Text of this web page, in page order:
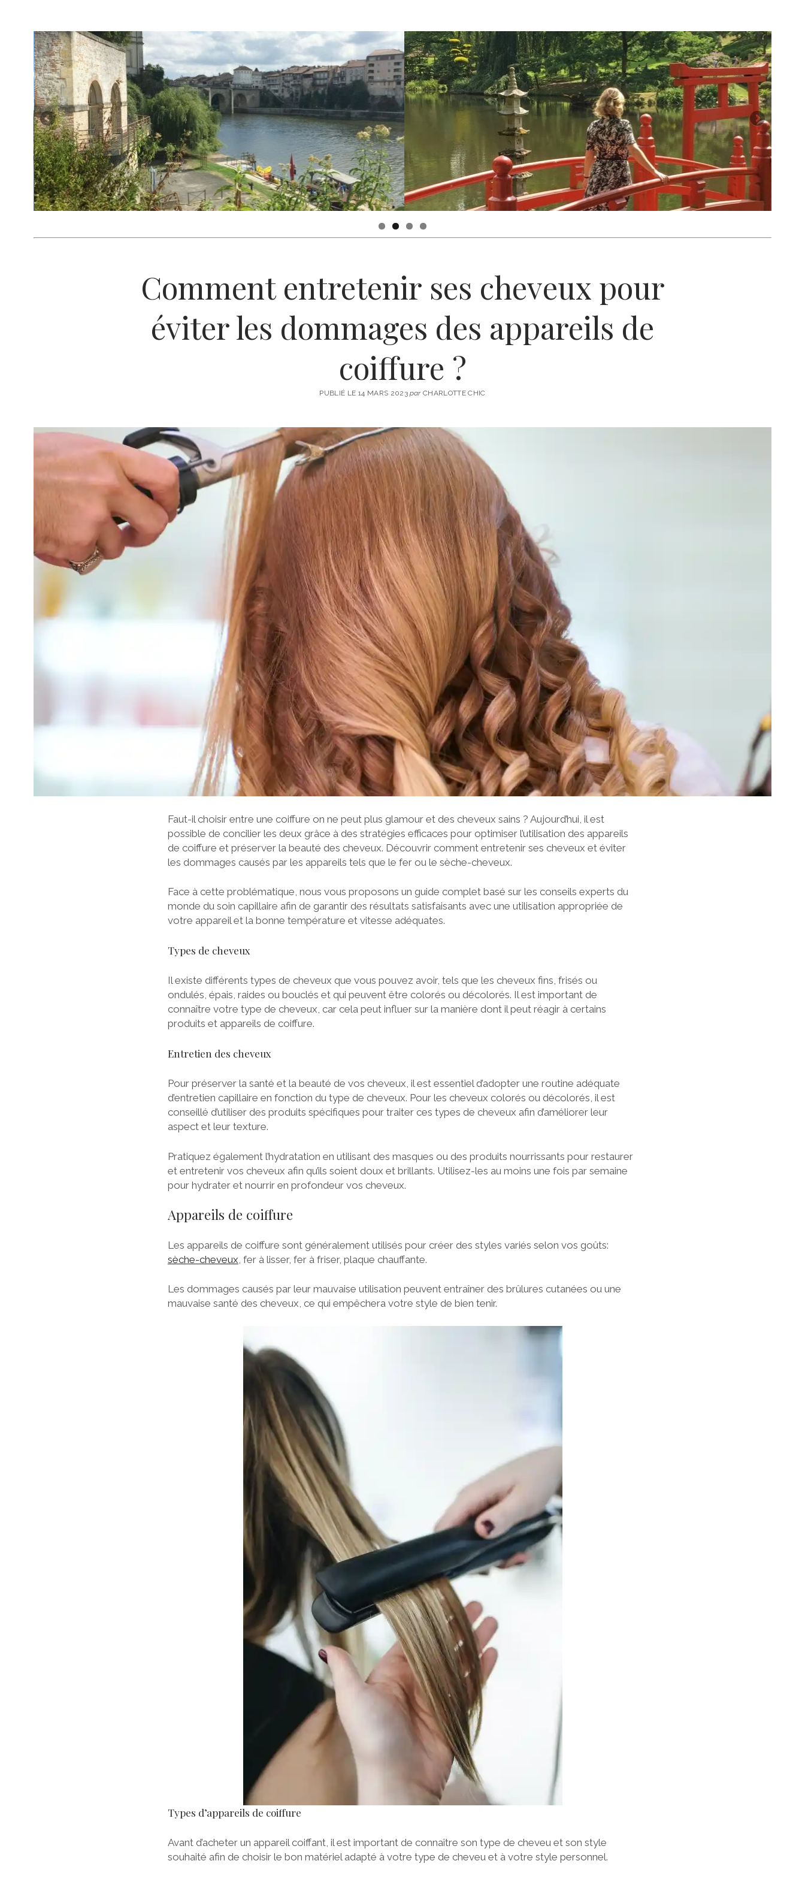
Comment entretenir ses cheveux pour
éviter les dommages des appareils de
coiffure ?
PUBLIÉ LE 14 MARS 2023parCHARLOTTE CHIC
Faut-il choisir entre une coiffure on ne peut plus glamour et des cheveux sains ? Aujourd’hui, il est
possible de concilier les deux grâce à des stratégies efficaces pour optimiser l’utilisation des appareils
de coiffure et préserver la beauté des cheveux. Découvrir comment entretenir ses cheveux et éviter
les dommages causés par les appareils tels que le fer ou le sèche-cheveux.
Face à cette problématique, nous vous proposons un guide complet basé sur les conseils experts du
monde du soin capillaire afin de garantir des résultats satisfaisants avec une utilisation appropriée de
votre appareil et la bonne température et vitesse adéquates.
Types de cheveux
Il existe différents types de cheveux que vous pouvez avoir, tels que les cheveux fins, frisés ou
ondulés, épais, raides ou bouclés et qui peuvent être colorés ou décolorés. Il est important de
connaître votre type de cheveux, car cela peut influer sur la manière dont il peut réagir à certains
produits et appareils de coiffure.
Entretien des cheveux
Pour préserver la santé et la beauté de vos cheveux, il est essentiel d’adopter une routine adéquate
d’entretien capillaire en fonction du type de cheveux. Pour les cheveux colorés ou décolorés, il est
conseillé d’utiliser des produits spécifiques pour traiter ces types de cheveux afin d’améliorer leur
aspect et leur texture.
Pratiquez également l’hydratation en utilisant des masques ou des produits nourrissants pour restaurer
et entretenir vos cheveux afin qu’ils soient doux et brillants. Utilisez-les au moins une fois par semaine
pour hydrater et nourrir en profondeur vos cheveux.
Appareils de coiffure
Les appareils de coiffure sont généralement utilisés pour créer des styles variés selon vos goûts:
sèche-cheveux , fer à lisser, fer à friser, plaque chauffante.
Les dommages causés par leur mauvaise utilisation peuvent entraîner des brûlures cutanées ou une
mauvaise santé des cheveux, ce qui empêchera votre style de bien tenir.
Types d’appareils de coiffure
Avant d’acheter un appareil coiffant, il est important de connaître son type de cheveu et son style
souhaité afin de choisir le bon matériel adapté à votre type de cheveu et à votre style personnel.